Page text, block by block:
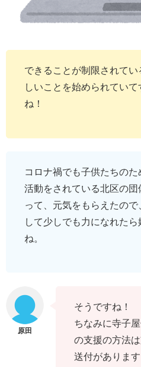
できることが制限されてい
しいことを始められていて
ね！
コロナ禍でも子供たちのた
活動をされている北区の団
って、元気をもらえたので
して少しでも力になれたら
ね。
そうですね！
ちなみに寺子
の支援の方法
送付があります